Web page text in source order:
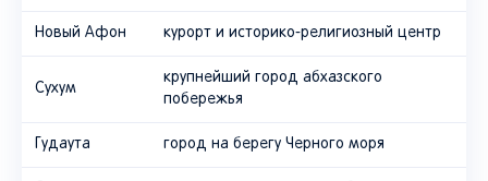
Новый Афон курорт и историко-религиозный центр
Сухум
крупнейший город абхазского
побережья
Гудаута город на берегу Черного моря